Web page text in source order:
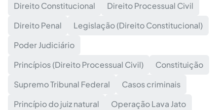
Direito Constitucional
Direito Processual Civil
Direito Penal
Legislação (Direito Constitucional)
Poder Judiciário
Princípios (Direito Processual Civil)
Constituição
Supremo Tribunal Federal
Casos criminais
Princípio do juiz natural
Operação Lava Jato